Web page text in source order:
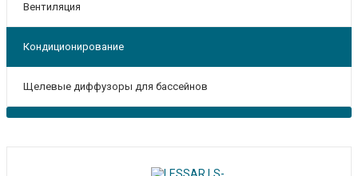
Вентиляция
Кондиционирование
Щелевые диффузоры для бассейнов